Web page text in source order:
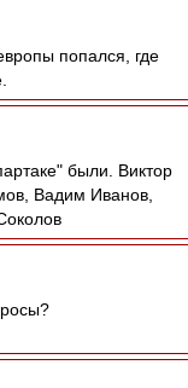
попался, где
были. Виктор
Вадим Иванов,